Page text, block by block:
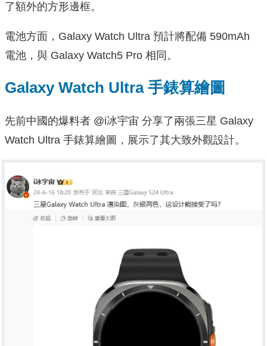
了額外的方形邊框。
電池方面，Galaxy Watch Ultra 預計將配備 590mAh
電池，與 Galaxy Watch5 Pro 相同。
Galaxy Watch Ultra 手錶算繪圖
先前中國的爆料者 @i冰宇宙 分享了兩張三星 Galaxy
Watch Ultra 手錶算繪圖，展示了其大致外觀設計。